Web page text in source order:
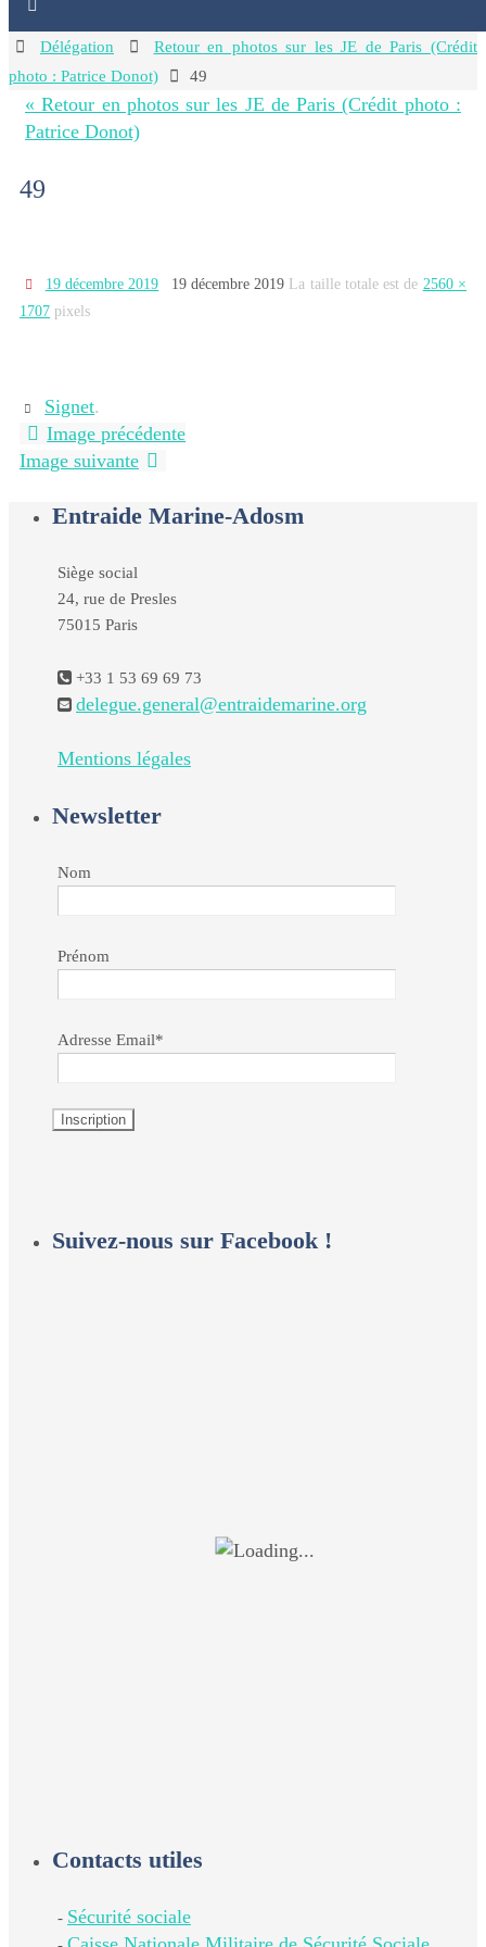
HomeDélégation
Retour en photos sur les JE de Paris (Crédit
photo : Patrice Donot)
49
« Retour en photos sur les JE de Paris (Crédit photo :
Patrice Donot)
49
19 décembre 2019 19 décembre 2019 La taille totale est de 2560 ×
1707 pixels
Signet.
Image précédente
Image suivante
Entraide Marine-Adosm
Siège social
24, rue de Presles
75015 Paris
+33 1 53 69 69 73
delegue.general@entraidemarine.org
Mentions légales
Newsletter
Nom
Prénom
Adresse Email*
Suivez-nous sur Facebook !
Contacts utiles
- Sécurité sociale